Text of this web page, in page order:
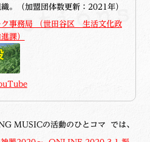
。（加盟団体数更新：2021年）
ク事務局 （世田谷区 生活文化政
課）
MUSICの活動のひとコマ では、